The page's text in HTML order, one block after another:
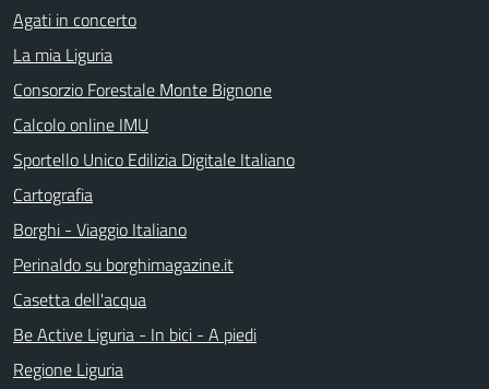
Agati in concerto
La mia Liguria
Consorzio Forestale Monte Bignone
Calcolo online IMU
Sportello Unico Edilizia Digitale Italiano
Cartografia
Borghi - Viaggio Italiano
Perinaldo su borghimagazine.it
Casetta dell'acqua
Be Active Liguria - In bici - A piedi
Regione Liguria